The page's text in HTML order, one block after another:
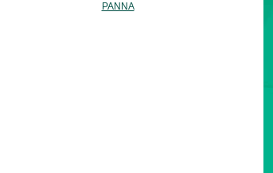
PANNA